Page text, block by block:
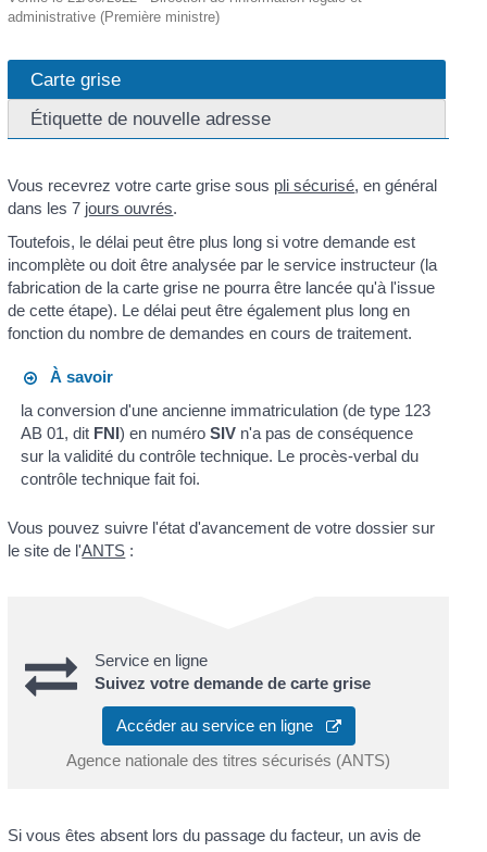
administrative (Première ministre)
Carte grise
Étiquette de nouvelle adresse
Vous recevrez votre carte grise sous pli sécurisé, en général
dans les 7 jours ouvrés.
Toutefois, le délai peut être plus long si votre demande est
incomplète ou doit être analysée par le service instructeur (la
fabrication de la carte grise ne pourra être lancée qu'à l'issue
de cette étape). Le délai peut être également plus long en
fonction du nombre de demandes en cours de traitement.
À savoir
la conversion d'une ancienne immatriculation (de type 123
AB 01, dit FNI) en numéro SIVn'a pas de conséquence
sur la validité du contrôle technique. Le procès-verbal du
contrôle technique fait foi.
Vous pouvez suivre l'état d'avancement de votre dossier sur
le site de l'ANTS :
Service en ligne
Suivez votre demande de carte grise
Accéder au service en ligne
Agence nationale des titres sécurisés (ANTS)
Si vous êtes absent lors du passage du facteur, un avis de